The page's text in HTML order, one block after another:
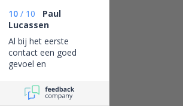
10 / 10
Paul
Lucassen
Al bij het eerste
contact een goed
gevoel en
bedrijf, eerlijk zaken
doen en leveren wat